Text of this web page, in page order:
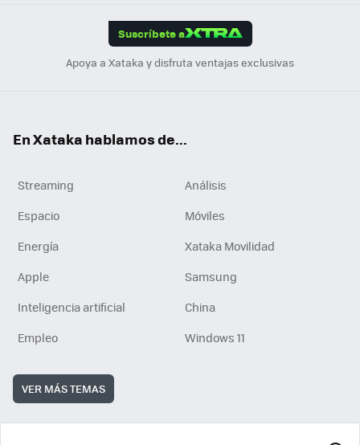
Suscríbete a
Apoya a Xataka y disfruta ventajas exclusivas
En Xataka hablamos de...
Streaming
Análisis
Espacio
Móviles
Energía
Xataka Movilidad
Apple
Samsung
Inteligencia artificial
China
Empleo
Windows 11
VER MÁS TEMAS